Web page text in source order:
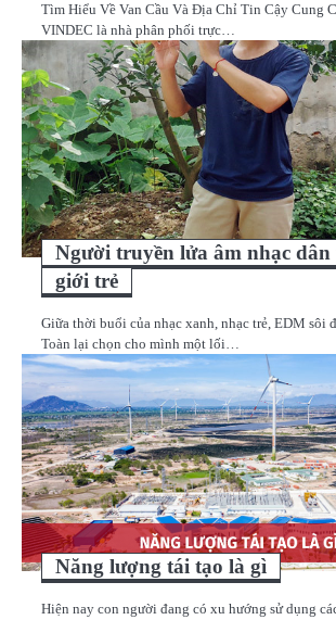
Tìm Hiểu Về Van Cầu Và Địa Chỉ Tin Cậy Cung
VINDEC là nhà phân phối trực…
Người truyền lửa âm nhạc dân
giới trẻ
Giữa thời buổi của nhạc xanh, nhạc trẻ, EDM sôi
Toàn lại chọn cho mình một lối…
Năng lượng tái tạo là gì
Hiện nay con người đang có xu hướng sử dụng